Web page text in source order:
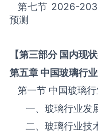
第七节 2026-
预测
【第三部分 国内现
第五章 中国玻璃行
第一节 中国‌‌‌‌玻璃‌‌‌‌‌‌‌‌‌‌‌‌‌
一、‌‌‌‌玻璃‌‌‌‌‌‌‌‌‌‌行业发
二、‌‌‌‌玻璃‌‌‌‌‌‌‌‌‌‌行业技